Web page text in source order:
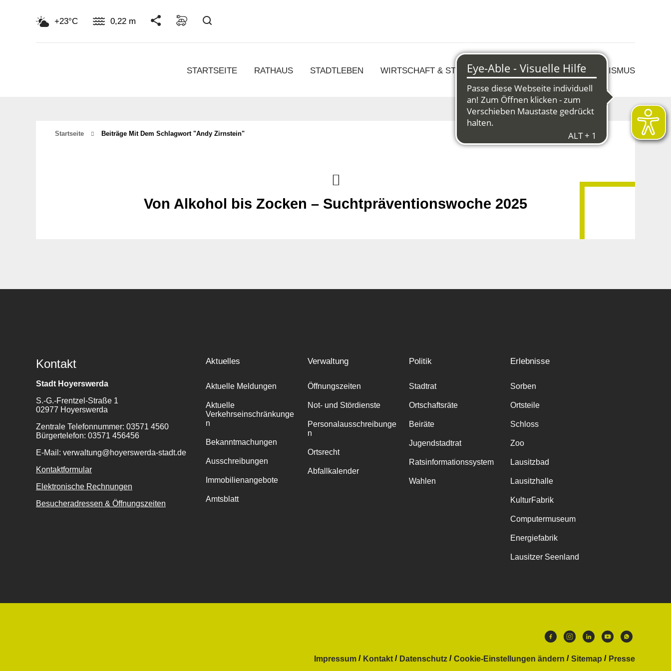
+23°C 0,22 m
STARTSEITE RATHAUS STADTLEBEN WIRTSCHAFT & STRUKTURWANDEL KULTUR & TOURISMUS
Startseite Beiträge Mit Dem Schlagwort "andy Zirnstein"
Von Alkohol bis Zocken – Suchtpräventionswoche 2025
Kontakt
Stadt Hoyerswerda
S.-G.-Frentzel-Straße 1
02977 Hoyerswerda
Zentrale Telefonnummer: 03571 4560
Bürgertelefon: 03571 456456
E-Mail: verwaltung@hoyerswerda-stadt.de
Kontaktformular
Elektronische Rechnungen
Besucheradressen & Öffnungszeiten
Aktuelles
Aktuelle Meldungen
Aktuelle
Verkehrseinschränkunge
n
Bekanntmachungen
Ausschreibungen
Immobilienangebote
Amtsblatt
Verwaltung
Öffnungszeiten
Not- und Stördienste
Personalausschreibunge
n
Ortsrecht
Abfallkalender
Politik
Stadtrat
Ortschaftsräte
Beiräte
Jugendstadtrat
Ratsinformationssystem
Wahlen
Erlebnisse
Sorben
Ortsteile
Schloss
Zoo
Lausitzbad
Lausitzhalle
KulturFabrik
Computermuseum
Energiefabrik
Lausitzer Seenland
Impressum Kontakt Datenschutz Cookie-Einstellungen ändern Sitemap
Presse